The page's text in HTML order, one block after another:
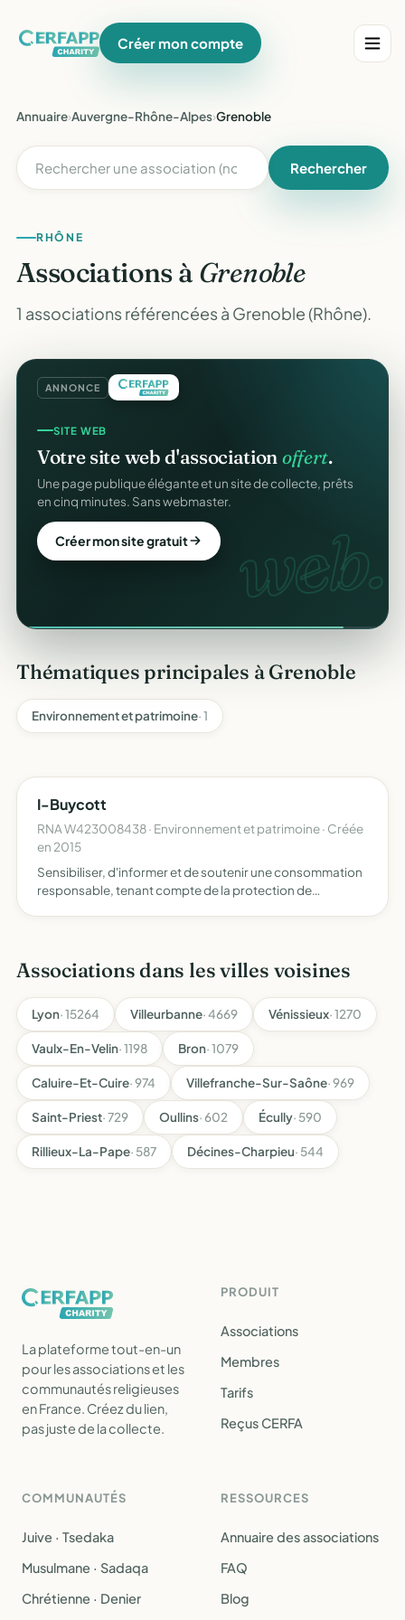
Créer mon compte
Annuaire›Auvergne-Rhône-Alpes›Grenoble
Rechercher
RHÔNE
Associations à Grenoble
1 associations référencées à Grenoble (Rhône).
ANNONCE
web.
SITE WEB
Votre site web d'association offert.
Une page publique élégante et un site de collecte, prêts
en cinq minutes. Sans webmaster.
Créer mon site gratuit
Thématiques principales à Grenoble
Environnement et patrimoine· 1
I-Buycott
RNA W423008438 · Environnement et patrimoine · Créée
en 2015
Sensibiliser, d'informer et de soutenir une consommation
responsable, tenant compte de la protection de
Associations dans les villes voisines
Lyon· 15264 Villeurbanne· 4669 Vénissieux· 1270
Vaulx-En-Velin· 1198 Bron· 1079
Caluire-Et-Cuire· 974 Villefranche-Sur-Saône· 969
Saint-Priest· 729 Oullins· 602 Écully· 590
Rillieux-La-Pape· 587 Décines-Charpieu· 544
La plateforme tout-en-un
pour les associations et les
communautés religieuses
en France. Créez du lien,
pas juste de la collecte.
PRODUIT
Associations
Membres
Tarifs
Reçus CERFA
COMMUNAUTÉS
Juive · Tsedaka
Musulmane · Sadaqa
Chrétienne · Denier
RESSOURCES
Annuaire des associations
FAQ
Blog